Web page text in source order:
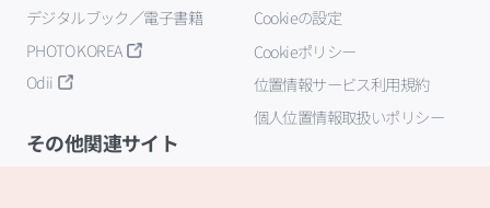
デジタルブック／電子書籍
PHOTO KOREA
Odii
Cookieの設定
Cookieポリシー
位置情報サービス利用規約
個人位置情報取扱いポリシー
その他関連サイト